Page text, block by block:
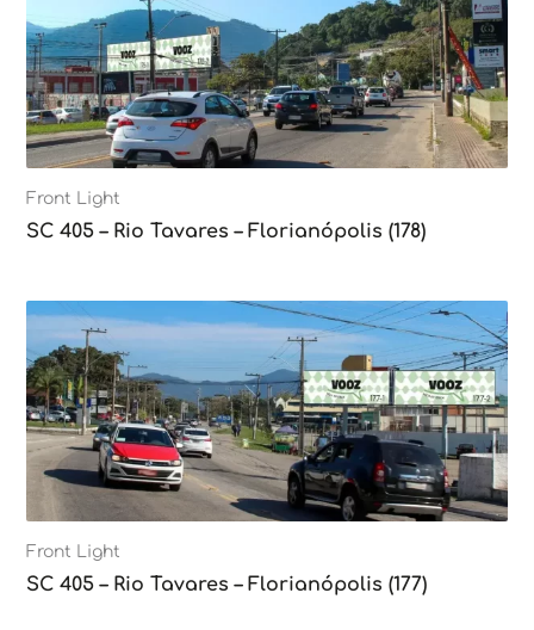
Front Light
SC 405 – Rio Tavares – Florianópolis (178)
Front Light
SC 405 – Rio Tavares – Florianópolis (177)